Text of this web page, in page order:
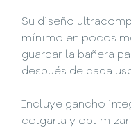
Su diseño
mínimo en pocos
guardar la bañera
después de cada
Incluye gancho
colgarla y